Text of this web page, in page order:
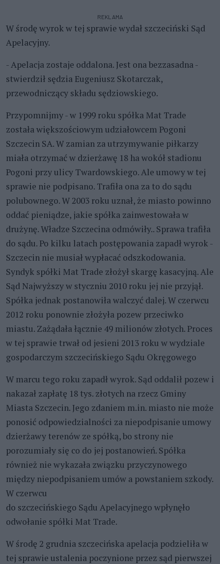
REKLAMA
W środę wyrok w tej sprawie wydał szczeciński Sąd
Apelacyjny.
- Apelacja zostaje oddalona. Jest ona bezzasadna -
stwierdził sędzia Eugeniusz Skotarczak,
przewodniczący składu sędziowskiego.
Przypomnijmy - w 1999 roku spółka Mat Trade
została większościowym udziałowcem Pogoni
Szczecin SA. W zamian za utrzymywanie piłkarzy
miała otrzymać w dzierżawę 18 ha wokół stadionu
Pogoni przy ulicy Twardowskiego. Ale umowy w tej
sprawie nie podpisano. Trafiła ona za to do sądu
polubownego. W 2003 roku uznał, że miasto powinno
oddać pieniądze, jakie spółka zainwestowała w
drużynę. Władze Szczecina odmówiły.. Sprawa trafiła
do sądu. Po kilku latach postępowania zapadł wyrok -
Szczecin nie musiał wypłacać odszkodowania.
Syndyk spółki Mat Trade złożył skargę kasacyjną. Ale
Sąd Najwyższy w styczniu 2010 roku jej nie przyjął.
Spółka jednak postanowiła walczyć dalej. W czerwcu
2012 roku ponownie złożyła pozew przeciwko
miastu. Zażądała łącznie 49 milionów złotych. Proces
w tej sprawie trwał od jesieni 2013 roku w wydziale
gospodarczym szczecińskiego Sądu Okręgowego
W marcu tego roku zapadł wyrok. Sąd oddalił pozew i
nakazał zapłatę 18 tys. złotych na rzecz Gminy
Miasta Szczecin. Jego zdaniem m.in. miasto nie może
ponosić odpowiedzialności za niepodpisanie umowy
dzierżawy terenów ze spółką, bo strony nie
porozumiały się co do jej postanowień. Spółka
również nie wykazała związku przyczynowego
między niepodpisaniem umów a powstaniem szkody.
W czerwcu
do szczecińskiego Sądu Apelacyjnego wpłynęło
odwołanie spółki Mat Trade.
W środę 2 grudnia szczecińska apelacja podzieliła w
tej sprawie ustalenia poczynione przez sąd pierwszej